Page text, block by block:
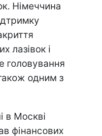
Німеччина
лазівок і
головування
одним з
в Москві
фінансових